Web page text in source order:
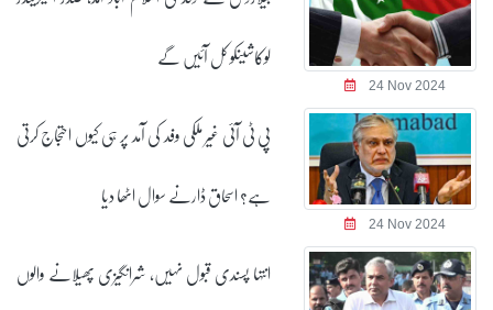
24 Nov 2024
لوکاشینکو کل آئیں گے
24 Nov 2024
پی ٹی آئی غیر ملکی وفد کی آمد پر ہی کیوں احتجاج کرتی
ہے؟ اسحاق ڈارنے سوال اٹھا دیا
انتہا پسندی قبول نہیں، شرانگیزی پھیلانے والوں